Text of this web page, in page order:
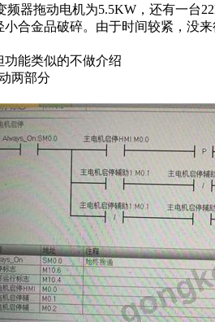
频器拖动电机为5.5KW，还有一台
合金品破碎。由于时间较紧，没
功能类似的不做介绍
两部分